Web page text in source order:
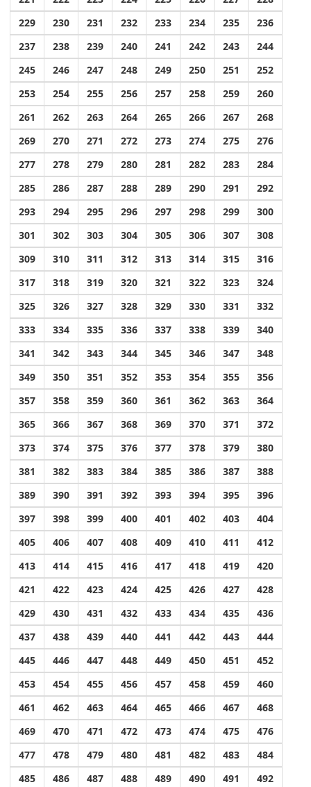
229
230 231 232 233 234 235
236
237
238 239 240 241 242 243
244
245
246 247 248 249 250 251
252
253
254 255 256 257 258 259
260
261
262 263 264 265 266 267
268
269
270 271 272 273 274 275
276
277
278 279 280 281 282 283
284
285
286 287 288 289 290 291
292
293
294 295 296 297 298 299
300
301
302 303 304 305 306 307
308
309
310 311 312 313 314 315
316
317
318 319 320 321 322 323
324
325
326 327 328 329 330 331
332
333
334 335 336 337 338 339
340
341
342 343 344 345 346 347
348
349
350 351 352 353 354 355
356
357
358 359 360 361 362 363
364
365
366 367 368 369 370 371
372
373
374 375 376 377 378 379
380
381
382 383 384 385 386 387
388
389
390 391 392 393 394 395
396
397
398 399 400 401 402 403
404
405
406 407 408 409 410 411
412
413
414 415 416 417 418 419
420
421
422 423 424 425 426 427
428
429
430 431 432 433 434 435
436
437
438 439 440 441 442 443
444
445
446 447 448 449 450 451
452
453
454 455 456 457 458 459
460
461
462 463 464 465 466 467
468
469
470 471 472 473 474 475
476
477
478 479 480 481 482 483
484
485
486 487 488 489 490 491
492